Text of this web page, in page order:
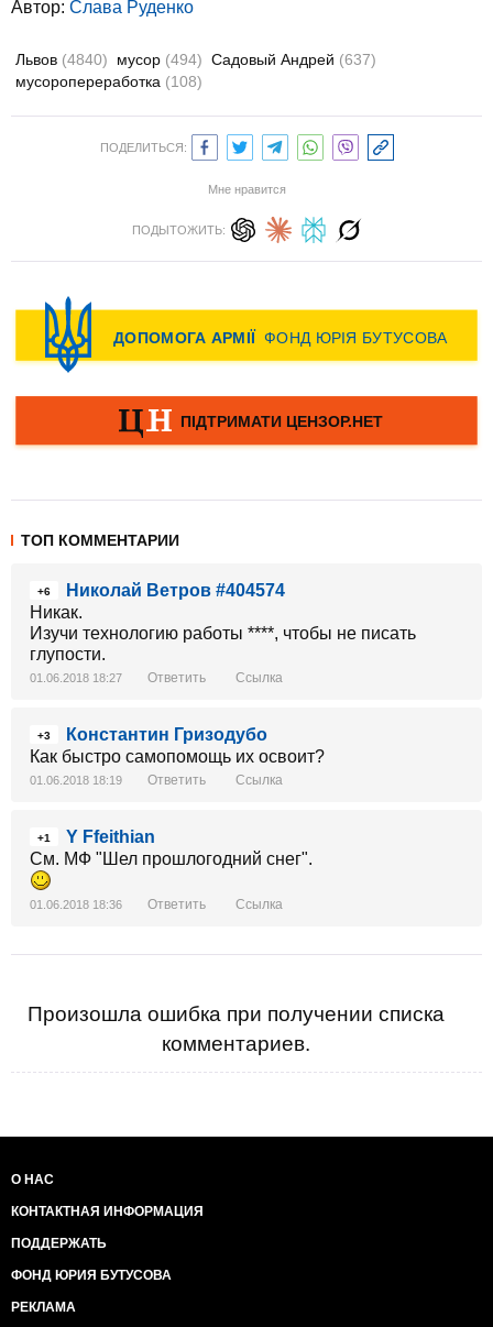
Автор: Слава Руденко
Львов (4840) мусор (494) Садовый Андрей (637)
мусоропереработка (108)
ПОДЕЛИТЬСЯ:
Мне нравится
ПОДЫТОЖИТЬ:
ТОП КОММЕНТАРИИ
+6
Николай Ветров #404574
Никак.
Изучи технологию работы ****, чтобы не писать
глупости.
01.06.2018 18:27 Ответить Ссылка
+3
Константин Гризодубо
Как быстро самопомощь их освоит?
01.06.2018 18:19 Ответить Ссылка
+1
Y Ffeithian
См. МФ "Шел прошлогодний снег".
01.06.2018 18:36 Ответить Ссылка
Произошла ошибка при получении списка
комментариев.
О НАС
КОНТАКТНАЯ ИНФОРМАЦИЯ
ПОДДЕРЖАТЬ
ФОНД ЮРИЯ БУТУСОВА
РЕКЛАМА